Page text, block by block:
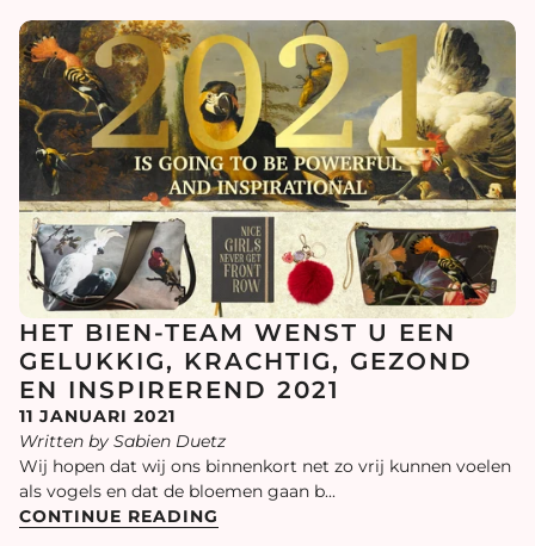
HET BIEN-TEAM WENST U EEN
GELUKKIG, KRACHTIG, GEZOND
EN INSPIREREND 2021
11 JANUARI 2021
Written by Sabien Duetz
Wij hopen dat wij ons binnenkort net zo vrij kunnen voelen
als vogels en dat de bloemen gaan b...
CONTINUE READING